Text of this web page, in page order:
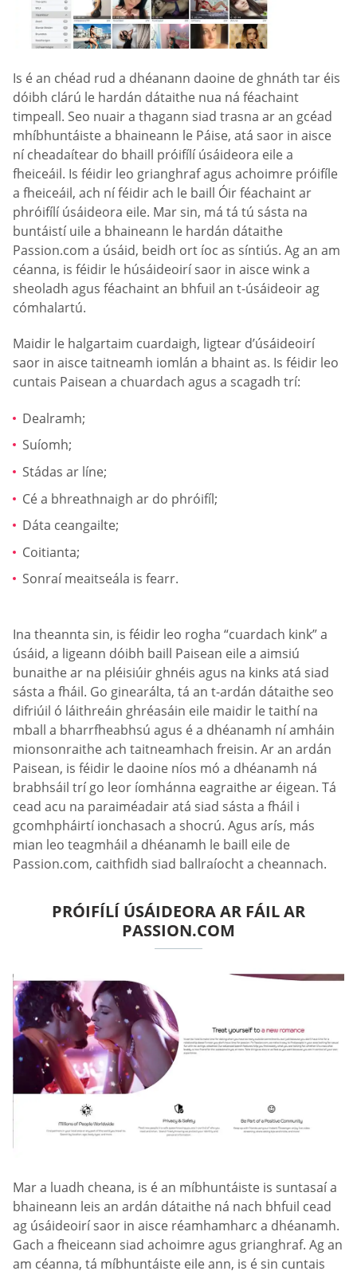
Is é an chéad rud a dhéanann daoine de ghnáth tar éis
dóibh clárú le hardán dátaithe nua ná féachaint
timpeall. Seo nuair a thagann siad trasna ar an gcéad
mhíbhuntáiste a bhaineann le Páise, atá saor in aisce
ní cheadaítear do bhaill próifílí úsáideora eile a
fheiceáil. Is féidir leo grianghraf agus achoimre próifíle
a fheiceáil, ach ní féidir ach le baill Óir féachaint ar
phróifílí úsáideora eile. Mar sin, má tá tú sásta na
buntáistí uile a bhaineann le hardán dátaithe
Passion.com a úsáid, beidh ort íoc as síntiús. Ag an am
céanna, is féidir le húsáideoirí saor in aisce wink a
sheoladh agus féachaint an bhfuil an t-úsáideoir ag
cómhalartú.
Maidir le halgartaim cuardaigh, ligtear d’úsáideoirí
saor in aisce taitneamh iomlán a bhaint as. Is féidir leo
cuntais Paisean a chuardach agus a scagadh trí:
Dealramh;
Suíomh;
Stádas ar líne;
Cé a bhreathnaigh ar do phróifíl;
Dáta ceangailte;
Coitianta;
Sonraí meaitseála is fearr.
Ina theannta sin, is féidir leo rogha “cuardach kink” a
úsáid, a ligeann dóibh baill Paisean eile a aimsiú
bunaithe ar na pléisiúir ghnéis agus na kinks atá siad
sásta a fháil. Go ginearálta, tá an t-ardán dátaithe seo
difriúil ó láithreáin ghréasáin eile maidir le taithí na
mball a bharrfheabhsú agus é a dhéanamh ní amháin
mionsonraithe ach taitneamhach freisin. Ar an ardán
Paisean, is féidir le daoine níos mó a dhéanamh ná
brabhsáil trí go leor íomhánna eagraithe ar éigean. Tá
cead acu na paraiméadair atá siad sásta a fháil i
gcomhpháirtí ionchasach a shocrú. Agus arís, más
mian leo teagmháil a dhéanamh le baill eile de
Passion.com, caithfidh siad ballraíocht a cheannach.
PRÓIFÍLÍ ÚSÁIDEORA AR FÁIL AR
PASSION.COM
Mar a luadh cheana, is é an míbhuntáiste is suntasaí a
bhaineann leis an ardán dátaithe ná nach bhfuil cead
ag úsáideoirí saor in aisce réamhamharc a dhéanamh.
Gach a fheiceann siad achoimre agus grianghraf. Ag an
am céanna, tá míbhuntáiste eile ann, is é sin cuntais